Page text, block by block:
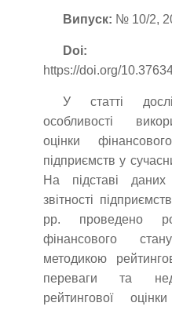
Випуск: № 10/2,
Doi:
https://doi.org/
У статті
особливості
оцінки
підприємств у
На підставі даних
звітності
рр. проведено
фінансового
методикою
переваги та
рейтингової